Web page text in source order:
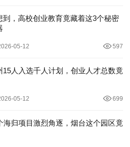
到，高校创业教育竟藏着这3个秘密
05-12 597
15人入选千人计划，创业人才总数竟
05-12 699
海归项目激烈角逐，烟台这个园区竟